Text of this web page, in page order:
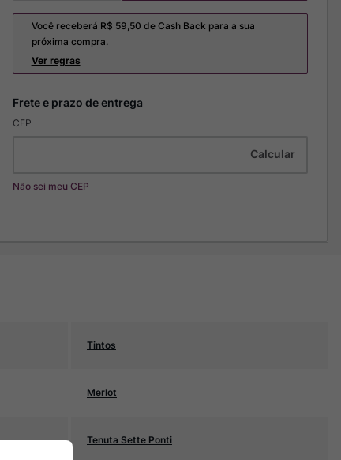
Você receberá R$ 59,50 de Cash Back para a sua
próxima compra.
Ver regras
CEP
Não sei meu CEP
Tintos
Merlot
Tenuta Sette Ponti